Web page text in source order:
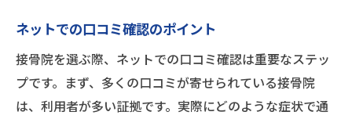
ネットでの口コミ確認のポイント
接骨院を選ぶ際、ネットでの口コミ確認は重要なステッ
プです。まず、多くの口コミが寄せられている接骨院
は、利用者が多い証拠です。実際にどのような症状で通